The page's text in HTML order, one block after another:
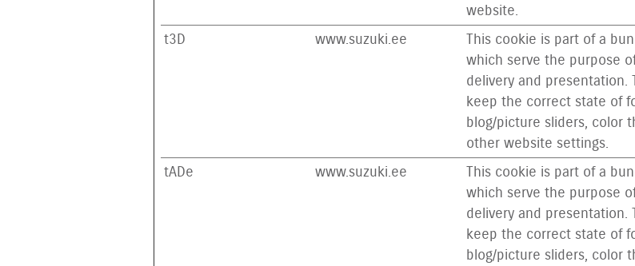
website.
t3D www.suzuki.ee
This cookie is part of a
which serve the purpose
delivery and presentation.
keep the correct state of
blog/picture sliders, color
other website settings.
tADe www.suzuki.ee
This cookie is part of a
which serve the purpose
delivery and presentation.
keep the correct state of
blog/picture sliders, color